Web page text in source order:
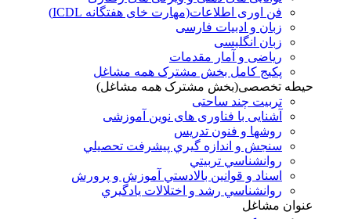
فن اوری اطلاعات(مهارت خای هفتگانه ICDL)
زبان و ادبیات فارسی
زبان انگلیسی
ریاضی و آمار مقدمات
پکیج کامل بخش مشترک همه مشاغل
حیطه تخصصی(بخش مشترک همه مشاغل)
تربیت چند ساحتی
آشنایی با فناوری های نوین آموزشی
روشها و فنون تدريس
سنجش و اندازه گيري پيشرفت تحصيلي
روانشناسي تربيتي
اسناد و قوانين بالادستي آموزش و پرورش
روانشناسي رشد و اختلالات يادگيري
عنوان مشاغل